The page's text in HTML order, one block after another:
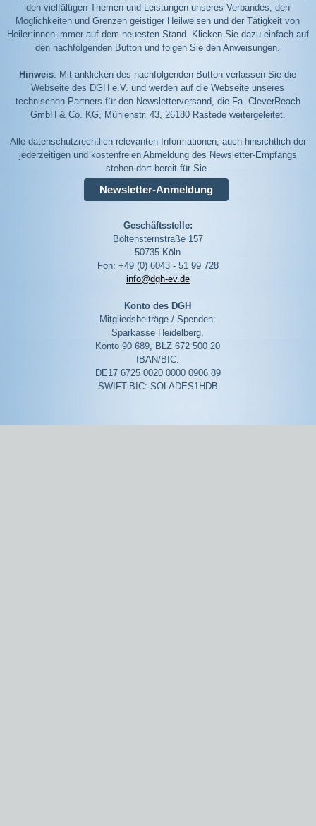
den vielfältigen Themen und Leistungen unseres Verbandes, den
Möglichkeiten und Grenzen geistiger Heilweisen und der Tätigkeit von
Heiler:innen immer auf dem neuesten Stand. Klicken Sie dazu einfach auf
den nachfolgenden Button und folgen Sie den Anweisungen.
Hinweis: Mit anklicken des nachfolgenden Button verlassen Sie die
Webseite des DGH e.V. und werden auf die Webseite unseres
technischen Partners für den Newsletterversand, die Fa. CleverReach
GmbH & Co. KG, Mühlenstr. 43, 26180 Rastede weitergeleitet.
Alle datenschutzrechtlich relevanten Informationen, auch hinsichtlich der
jederzeitigen und kostenfreien Abmeldung des Newsletter-Empfangs
stehen dort bereit für Sie.
Newsletter-Anmeldung
Geschäftsstelle:
Boltensternstraße 157
50735 Köln
Fon: +49 (0) 6043 - 51 99 728
info@dgh-ev.de
Konto des DGH
Mitgliedsbeiträge / Spenden:
Sparkasse Heidelberg,
Konto 90 689, BLZ 672 500 20
IBAN/BIC:
DE17 6725 0020 0000 0906 89
SWIFT-BIC: SOLADES1HDB